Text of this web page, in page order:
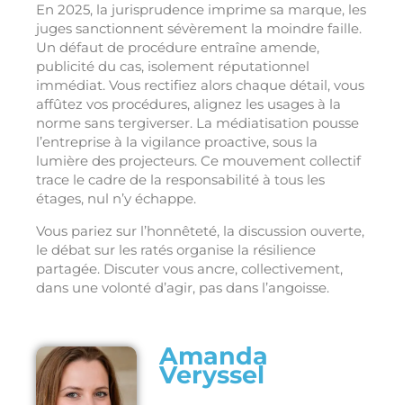
En 2025, la jurisprudence imprime sa marque, les
juges sanctionnent sévèrement la moindre faille.
Un défaut de procédure entraîne amende,
publicité du cas, isolement réputationnel
immédiat. Vous rectifiez alors chaque détail, vous
affûtez vos procédures, alignez les usages à la
norme sans tergiverser. La médiatisation pousse
l’entreprise à la vigilance proactive, sous la
lumière des projecteurs. Ce mouvement collectif
trace le cadre de la responsabilité à tous les
étages, nul n’y échappe.
Vous pariez sur l’honnêteté, la discussion ouverte,
le débat sur les ratés organise la résilience
partagée. Discuter vous ancre, collectivement,
dans une volonté d’agir, pas dans l’angoisse.
Amanda
Veryssel